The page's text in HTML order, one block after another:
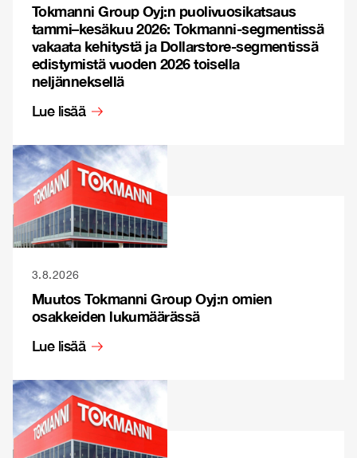
Tokmanni Group Oyj:n puolivuosikatsaus
tammi–kesäkuu 2026: Tokmanni-segmentissä
vakaata kehitystä ja Dollarstore-segmentissä
edistymistä vuoden 2026 toisella
neljänneksellä
Lue lisää
3.8.2026
Muutos Tokmanni Group Oyj:n omien
osakkeiden lukumäärässä
Lue lisää